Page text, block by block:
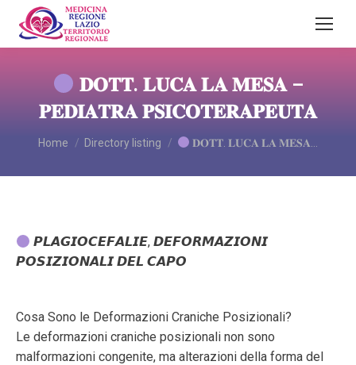
𝐃𝐎𝐓𝐓. 𝐋𝐔𝐂𝐀 𝐋𝐀 𝐌𝐄𝐒𝐀 –
𝐏𝐄𝐃𝐈𝐀𝐓𝐑𝐀 𝐏𝐒𝐈𝐂𝐎𝐓𝐄𝐑𝐀𝐏𝐄𝐔𝐓𝐀
You are here:
Home Directory listing 𝐃𝐎𝐓𝐓. 𝐋𝐔𝐂𝐀 𝐋𝐀 𝐌𝐄𝐒𝐀…
𝙋𝙇𝘼𝙂𝙄𝙊𝘾𝙀𝙁𝘼𝙇𝙄𝙀, 𝘿𝙀𝙁𝙊𝙍𝙈𝘼𝙕𝙄𝙊𝙉𝙄
𝙋𝙊𝙎𝙄𝙕𝙄𝙊𝙉𝘼𝙇𝙄 𝘿𝙀𝙇 𝘾𝘼𝙋𝙊
Cosa Sono le Deformazioni Craniche Posizionali?
Le deformazioni craniche posizionali non sono
malformazioni congenite, ma alterazioni della forma del